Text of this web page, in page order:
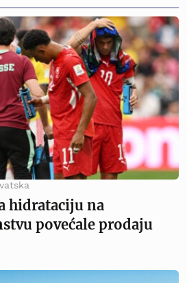
hidrataciju na
povećale prodaju